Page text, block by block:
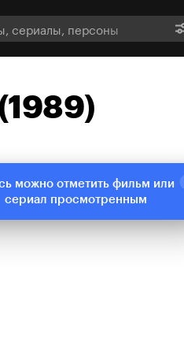
можно отметить фильм или
сериал просмотренным